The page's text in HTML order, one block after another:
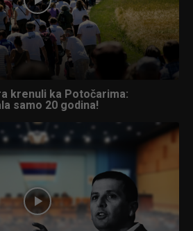
krenuli ka Potočarima:
samo 20 godina!